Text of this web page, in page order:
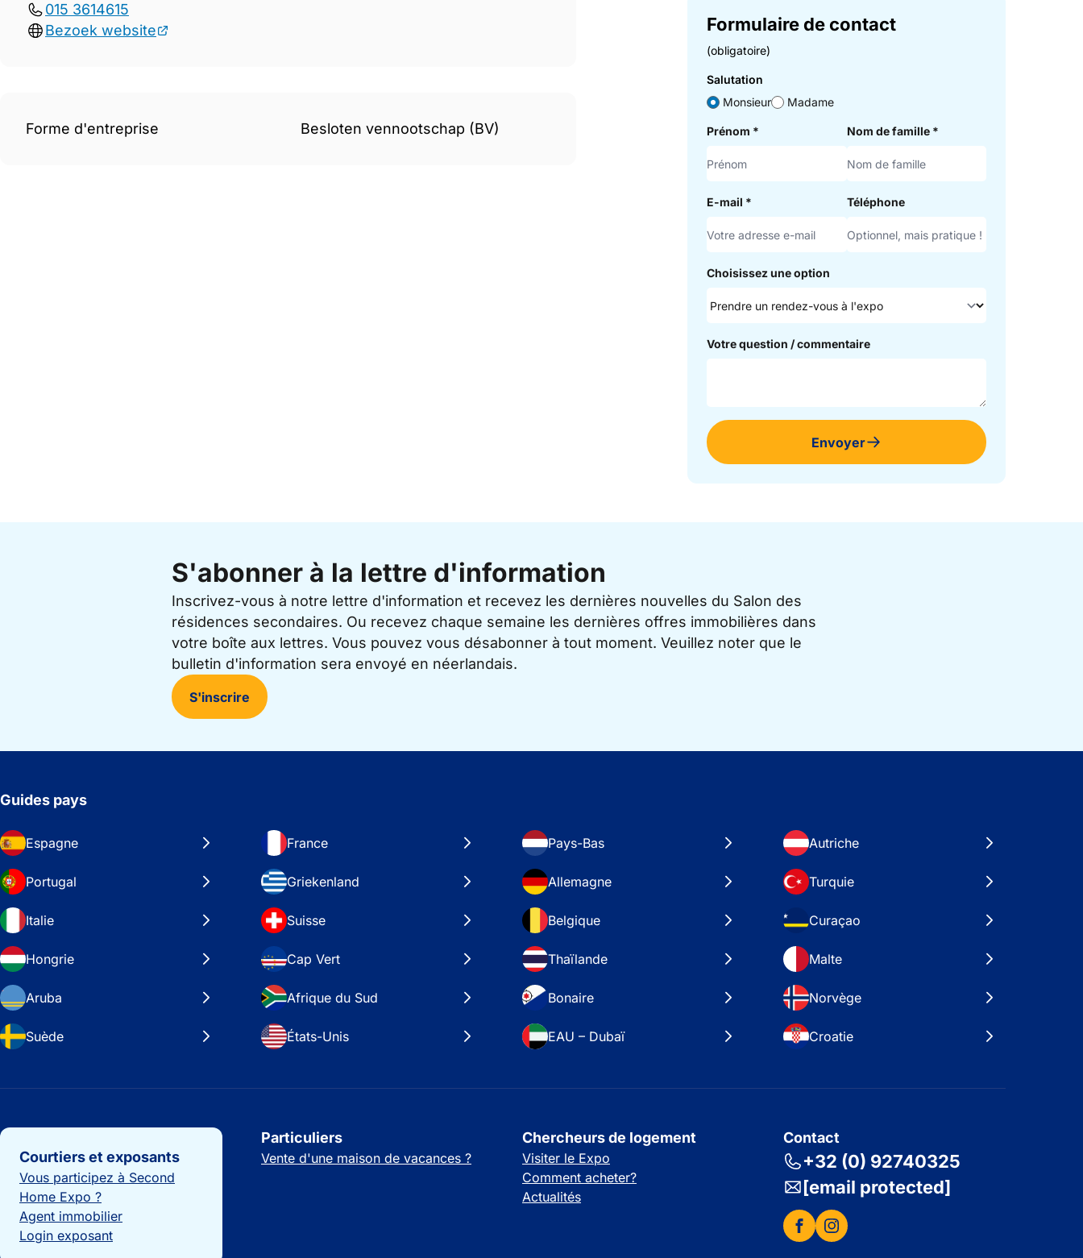
015 3614615
Bezoek website
Forme d'entreprise Besloten vennootschap (BV)
Formulaire de contact
(obligatoire)
Salutation
Monsieur
Madame
Prénom * Nom de famille *
E-mail * Téléphone
Choisissez une option
Votre question / commentaire
Envoyer
S'abonner à la lettre d'information
Inscrivez-vous à notre lettre d'information et recevez les dernières nouvelles du Salon des
résidences secondaires. Ou recevez chaque semaine les dernières offres immobilières dans
votre boîte aux lettres. Vous pouvez vous désabonner à tout moment. Veuillez noter que le
bulletin d'information sera envoyé en néerlandais.
S'inscrire
Guides pays
Espagne France Pays-Bas Autriche
Portugal Griekenland Allemagne Turquie
Italie Suisse Belgique Curaçao
Hongrie Cap Vert Thaïlande Malte
Aruba Afrique du Sud Bonaire Norvège
Suède États-Unis EAU – Dubaï Croatie
Liens importants
Courtiers et exposants
Vous participez à Second
Home Expo ?
Agent immobilier
Login exposant
Particuliers
Vente d'une maison de vacances ?
Chercheurs de logement
Visiter le Expo
Comment acheter?
Actualités
Contact
+32 (0) 92740325
[email protected]